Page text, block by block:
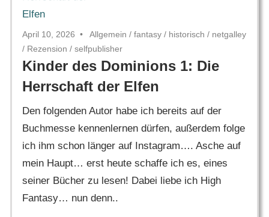
April 10, 2026 Allgemein / fantasy / historisch / netgalley
/ Rezension / selfpublisher
Kinder des Dominions 1: Die
Herrschaft der Elfen
Den folgenden Autor habe ich bereits auf der
Buchmesse kennenlernen dürfen, außerdem folge
ich ihm schon länger auf Instagram…. Asche auf
mein Haupt… erst heute schaffe ich es, eines
seiner Bücher zu lesen! Dabei liebe ich High
Fantasy… nun denn..